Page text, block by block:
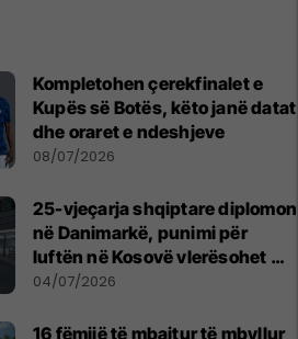
Kompletohen çerekfinalet e
Kupës së Botës, këto janë datat
dhe oraret e ndeshjeve
08/07/2026
25-vjeçarja shqiptare diplomon
në Danimarkë, punimi për
luftën në Kosovë vlerësohet me
notën më të lartë
04/07/2026
16 fëmijë të mbajtur të mbyllur